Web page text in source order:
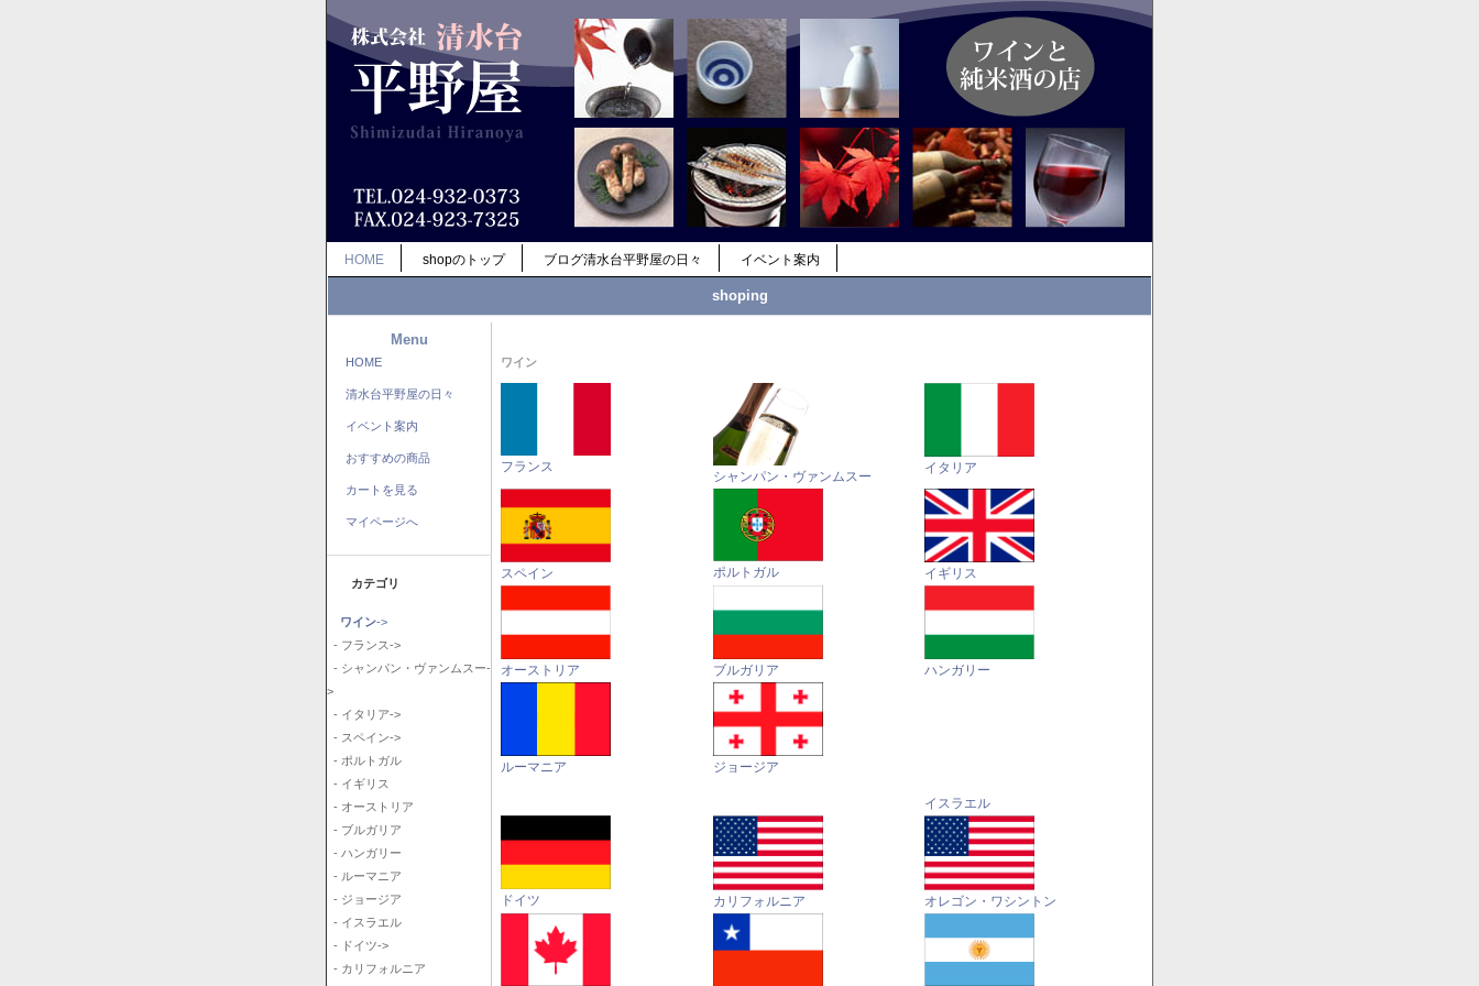
HOME shopのトップ ブログ清水台平野屋の日々 イベント案内
shoping
Menu
HOME
清水台平野屋の日々
イベント案内
おすすめの商品
カートを見る
マイページへ
カテゴリ
ワイン->
- フランス->
- シャンパン・ヴァンムスー-
>
- イタリア->
- スペイン->
- ポルトガル
- イギリス
- オーストリア
- ブルガリア
- ハンガリー
- ルーマニア
- ジョージア
- イスラエル
- ドイツ->
- カリフォルニア
ワイン
フランス
シャンパン・ヴァンムスー
イタリア
スペイン ポルトガル イギリス
オーストリア ブルガリア ハンガリー
ルーマニア ジョージア
イスラエル
ドイツ カリフォルニア オレゴン・ワシントン